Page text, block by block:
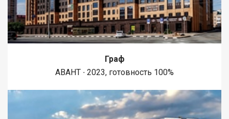
Граф
АВАНТ ∙ 2023, готовность 100%